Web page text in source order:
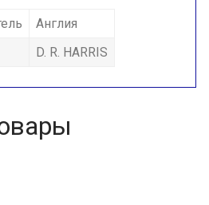
Англия
D. R. HARRIS